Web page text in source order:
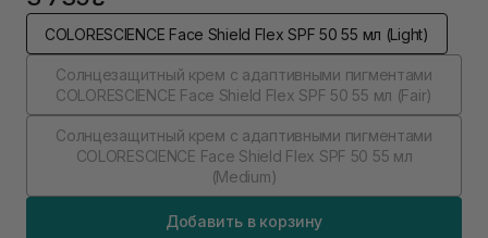
COLORESCIENCE Face Shield Flex SPF 50 55 мл (Light)
Солнцезащитный крем с адаптивными пигментами
COLORESCIENCE Face Shield Flex SPF 50 55 мл (Fair)
Солнцезащитный крем с адаптивными пигментами
COLORESCIENCE Face Shield Flex SPF 50 55 мл
(Medium)
Добавить в корзину